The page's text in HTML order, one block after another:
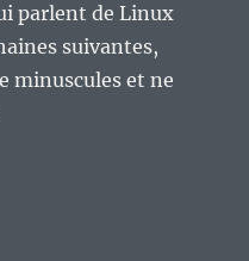
parlent de Linux
suivantes,
minuscules et ne